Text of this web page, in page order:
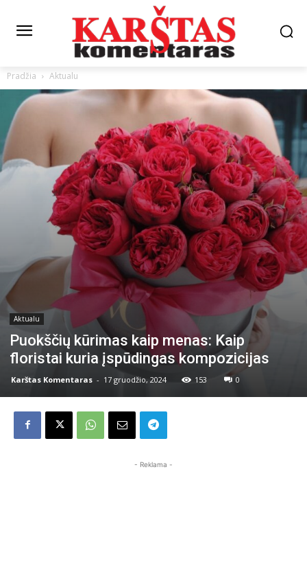
Pradžia Aktualu
Aktualu
Puokščių kūrimas kaip menas: Kaip
floristai kuria įspūdingas kompozicijas
Karštas Komentaras - 17 gruodžio, 2024 153 0
- Reklama -